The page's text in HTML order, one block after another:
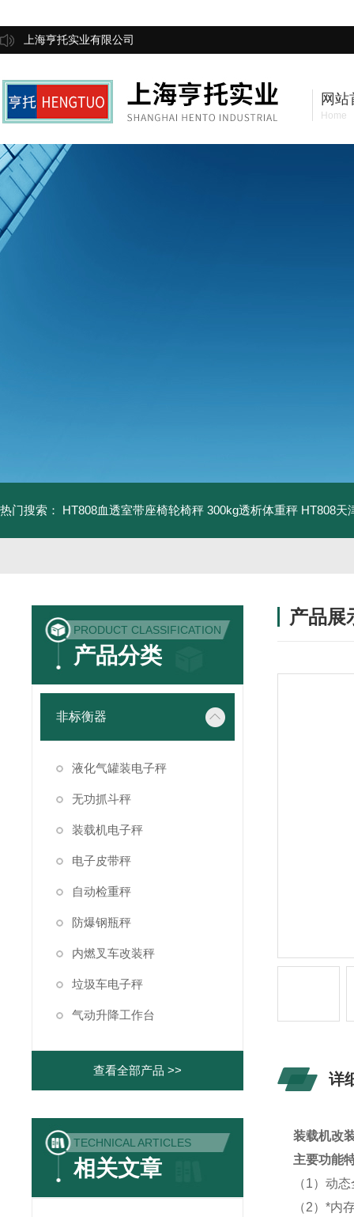
上海亨托实业有限公司
网站
Home
热门搜索： HT808血透室带座椅轮椅秤 300kg透析体重秤 HT808天
PRODUCT CLASSIFICATION
产品分类
非标衡器
液化气罐装电子秤
无功抓斗秤
装载机电子秤
电子皮带秤
自动检重秤
防爆钢瓶秤
内燃叉车改装秤
垃圾车电子秤
气动升降工作台
查看全部产品 >>
TECHNICAL ARTICLES
相关文章
产品展
详
装载机改
主要功能
（1）动
（2）*内